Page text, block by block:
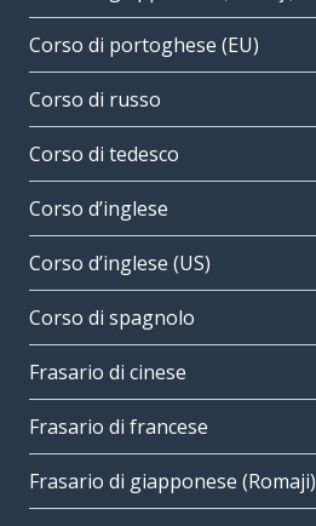
Corso di portoghese (EU)
Corso di russo
Corso di tedesco
Corso d’inglese
Corso d’inglese (US)
Corso di spagnolo
Frasario di cinese
Frasario di francese
Frasario di giapponese (Romaji)